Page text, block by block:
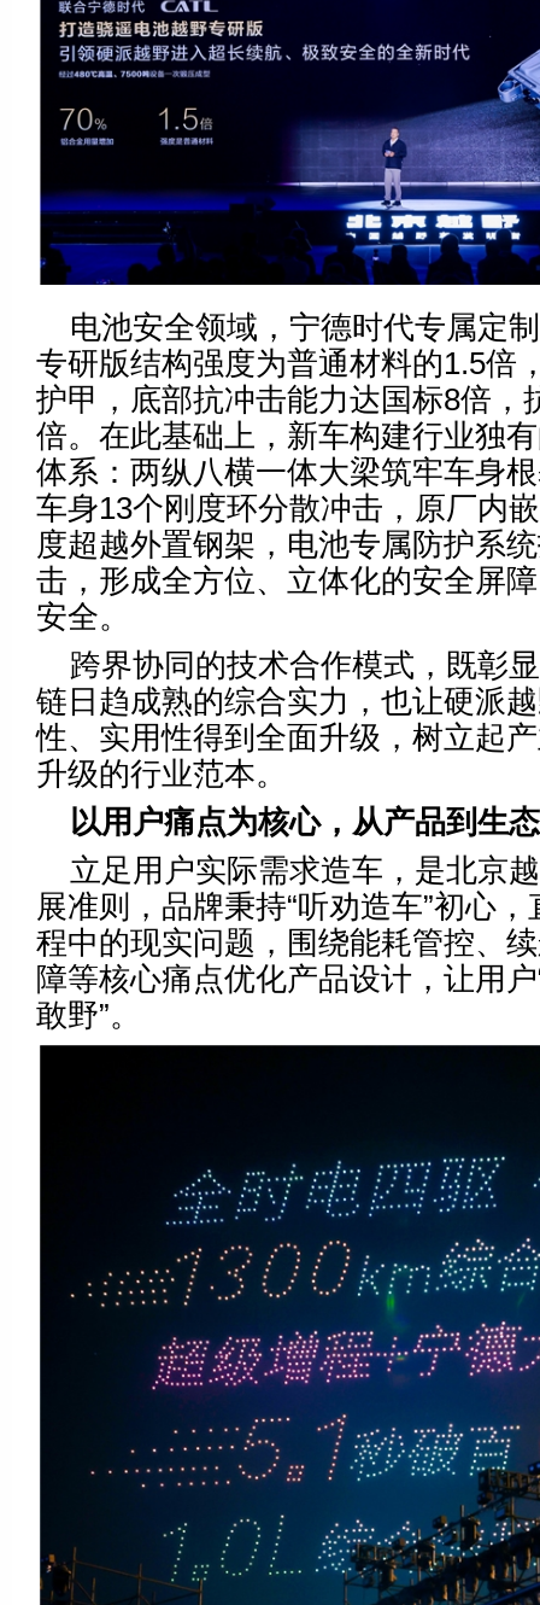
电池安全领域，宁德时代专属定
专研版结构强度为普通材料的1.5倍
护甲，底部抗冲击能力达国标8倍，
倍。在此基础上，新车构建行业独
体系：两纵八横一体大梁筑牢车身
车身13个刚度环分散冲击，原厂内
度超越外置钢架，电池专属防护系
击，形成全方位、立体化的安全屏
安全。
跨界协同的技术合作模式，既彰
链日趋成熟的综合实力，也让硬派
性、实用性得到全面升级，树立起
升级的行业范本。
以用户痛点为核心，从产品到生
立足用户实际需求造车，是北京
展准则，品牌秉持“听劝造车”初心
程中的现实问题，围绕能耗管控、
障等核心痛点优化产品设计，让用
敢野”。